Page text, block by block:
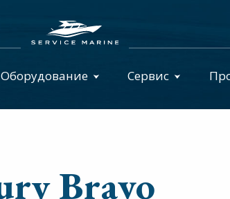
Оборудование Сервис
Bravo